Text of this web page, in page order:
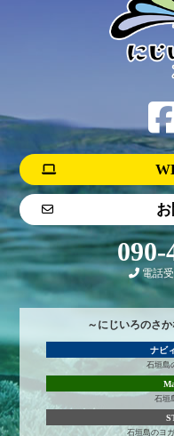
090-
電話
～にじいろのさ
ナビ
石垣島
石垣
石垣島のヨ